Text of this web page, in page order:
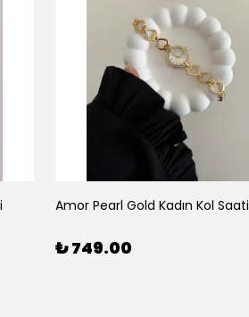
Amor Pearl Gold Kadın Kol Saati
₺ 749.00